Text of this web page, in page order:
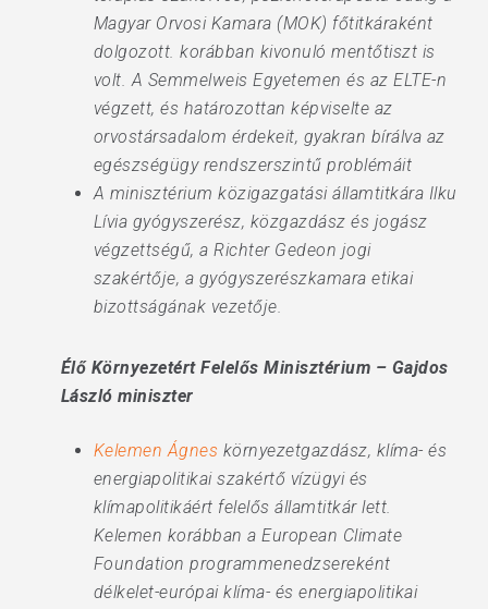
Magyar Orvosi Kamara (MOK) főtitkáraként
dolgozott. korábban kivonuló mentőtiszt is
volt. A Semmelweis Egyetemen és az ELTE-n
végzett, és határozottan képviselte az
orvostársadalom érdekeit, gyakran bírálva az
egészségügy rendszerszintű problémáit
A minisztérium közigazgatási államtitkára Ilku
Lívia gyógyszerész, közgazdász és jogász
végzettségű, a Richter Gedeon jogi
szakértője, a gyógyszerészkamara etikai
bizottságának vezetője.
Élő Környezetért Felelős Minisztérium – Gajdos
László miniszter
Kelemen Ágnes környezetgazdász, klíma- és
energiapolitikai szakértő vízügyi és
klímapolitikáért felelős államtitkár lett.
Kelemen korábban a European Climate
Foundation programmenedzsereként
délkelet-európai klíma- és energiapolitikai